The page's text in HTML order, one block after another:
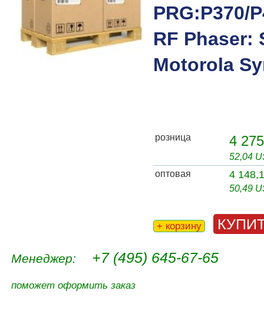
PRG:P370/
RF Phaser:
Motorola
розница 4
52,04
оптовая
4
50,49
+ корзину
Менеджер: +7 (495) 645-67-65
поможет оформить заказ